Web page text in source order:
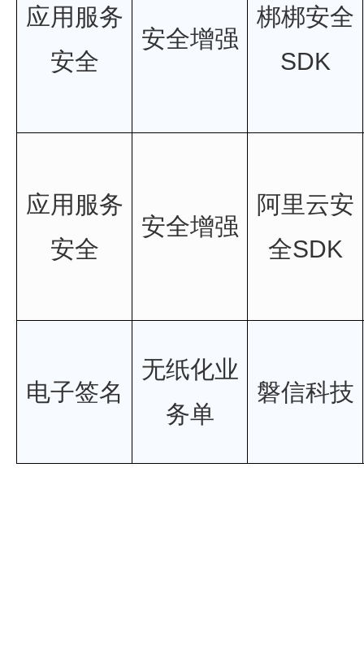
应用服务
安全
安全增强
梆梆安全
SDK
应用服务
安全
安全增强
阿里云安
全SDK
电子签名
无纸化业
务单
磐信科技